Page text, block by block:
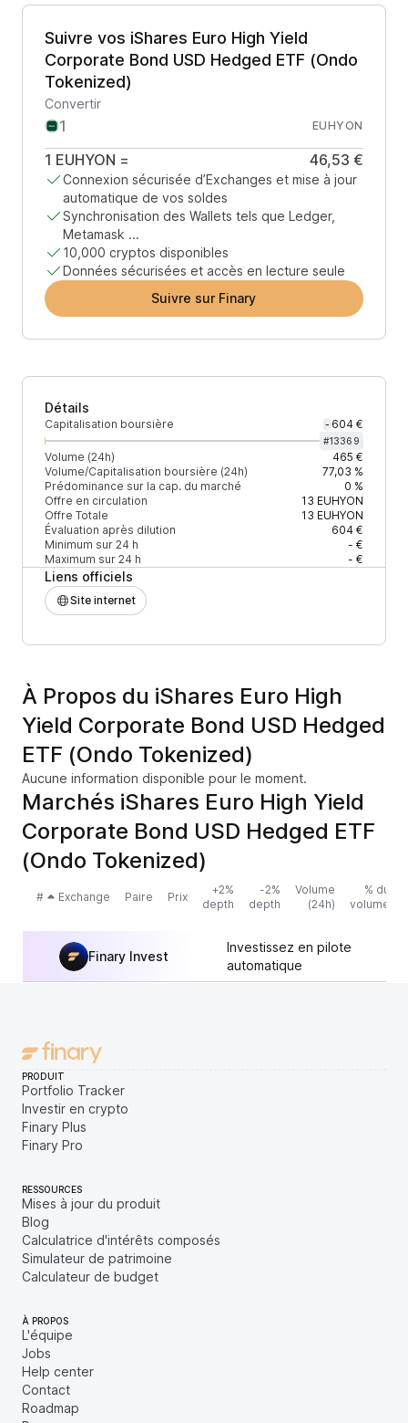
Suivre vos iShares Euro High Yield
Corporate Bond USD Hedged ETF (Ondo
Tokenized)
Convertir
EUHYON
1 EUHYON = 46,53 €
Connexion sécurisée d’Exchanges et mise à jour
automatique de vos soldes
Synchronisation des Wallets tels que Ledger,
Metamask ...
10,000 cryptos disponibles
Données sécurisées et accès en lecture seule
Suivre sur Finary
Détails
Capitalisation boursière - 604 €
#13369
Volume (24h)
465 €
Volume/Capitalisation boursière (24h)
77,03 %
Prédominance sur la cap. du marché
0 %
Offre en circulation
13 EUHYON
Offre Totale
13 EUHYON
Évaluation après dilution
604 €
Minimum sur 24 h
- €
Maximum sur 24 h
- €
Liens officiels
Site internet
À Propos du iShares Euro High
Yield Corporate Bond USD Hedged
ETF (Ondo Tokenized)
Aucune information disponible pour le moment.
Marchés iShares Euro High Yield
Corporate Bond USD Hedged ETF
(Ondo Tokenized)
# Exchange Paire Prix
+2%
depth
-2%
depth
Volume
(24h)
% du
volume
Finary Invest
Investissez en pilote
automatique
PRODUIT
Portfolio Tracker
Investir en crypto
Finary Plus
Finary Pro
RESSOURCES
Mises à jour du produit
Blog
Calculatrice d'intérêts composés
Simulateur de patrimoine
Calculateur de budget
À PROPOS
L'équipe
Jobs
Help center
Contact
Roadmap